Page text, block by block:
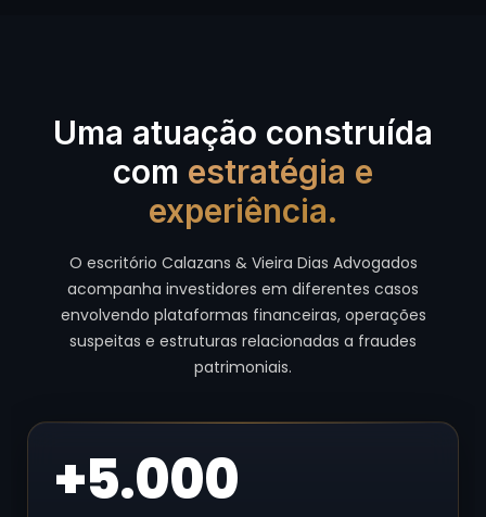
Uma atuação construída
com estratégia e
experiência.
O escritório Calazans & Vieira Dias Advogados
acompanha investidores em diferentes casos
envolvendo plataformas financeiras, operações
suspeitas e estruturas relacionadas a fraudes
patrimoniais.
+5.000